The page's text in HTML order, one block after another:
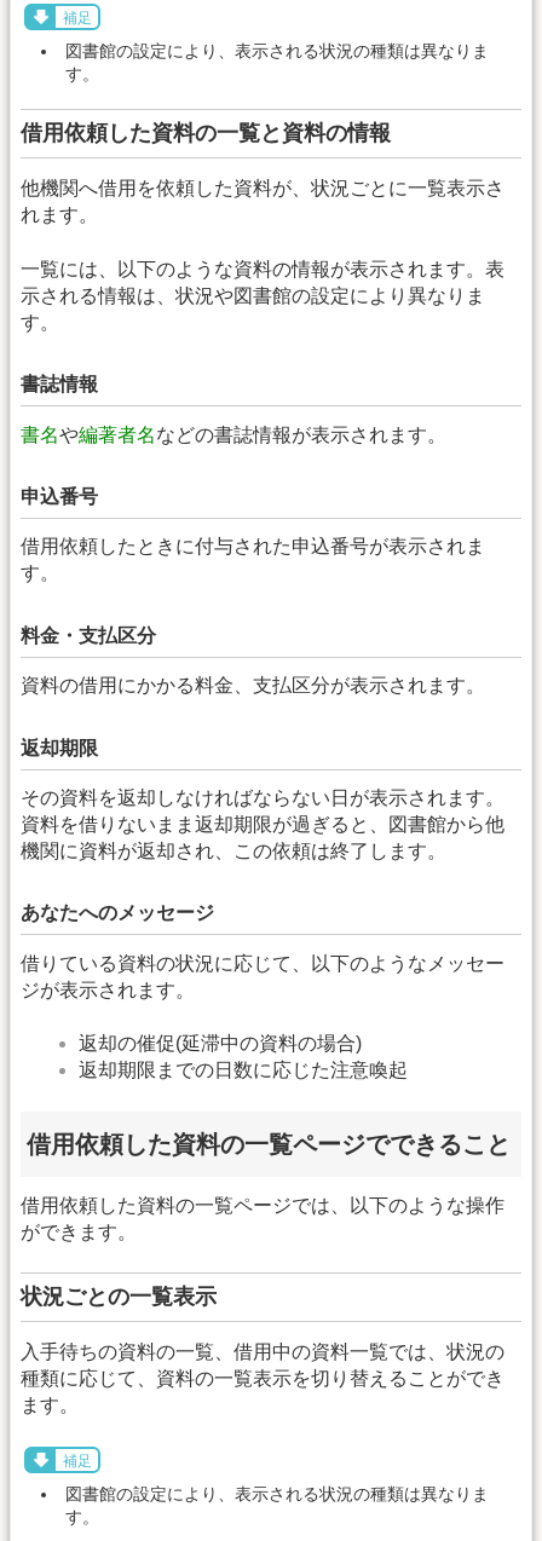
補足
図書館の設定により、表示される状況の種類は異なりま
す。
借用依頼した資料の一覧と資料の情報
他機関へ借用を依頼した資料が、状況ごとに一覧表示さ
れます。
一覧には、以下のような資料の情報が表示されます。表
示される情報は、状況や図書館の設定により異なりま
す。
書誌情報
書名や編著者名などの書誌情報が表示されます。
申込番号
借用依頼したときに付与された申込番号が表示されま
す。
料金・支払区分
資料の借用にかかる料金、支払区分が表示されます。
返却期限
その資料を返却しなければならない日が表示されます。
資料を借りないまま返却期限が過ぎると、図書館から他
機関に資料が返却され、この依頼は終了します。
あなたへのメッセージ
借りている資料の状況に応じて、以下のようなメッセー
ジが表示されます。
返却の催促(延滞中の資料の場合)
返却期限までの日数に応じた注意喚起
借用依頼した資料の一覧ページでできること
借用依頼した資料の一覧ページでは、以下のような操作
ができます。
状況ごとの一覧表示
入手待ちの資料の一覧、借用中の資料一覧では、状況の
種類に応じて、資料の一覧表示を切り替えることができ
ます。
補足
図書館の設定により、表示される状況の種類は異なりま
す。